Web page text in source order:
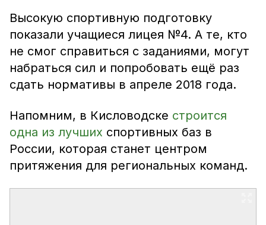
Высокую спортивную подготовку
показали учащиеся лицея №4. А те, кто
не смог справиться с заданиями, могут
набраться сил и попробовать ещё раз
сдать нормативы в апреле 2018 года.
Напомним, в Кисловодске строится
одна из лучших спортивных баз в
России, которая станет центром
притяжения для региональных команд.